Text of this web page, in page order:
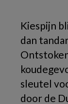
Kiespijn
dan
sleutel
door de